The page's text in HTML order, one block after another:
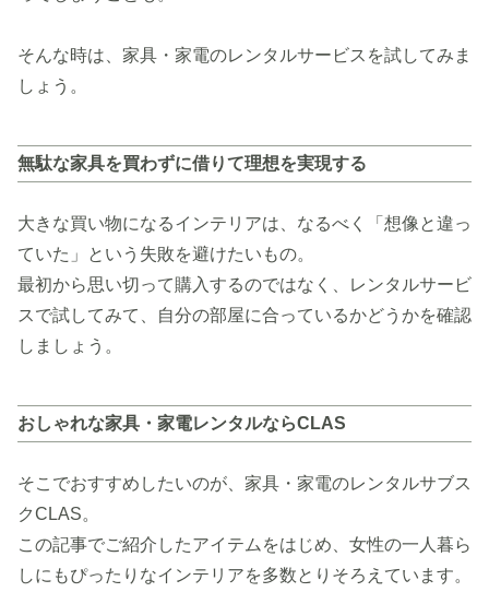
そんな時は、家具・家電のレンタルサービスを試してみま
しょう。
無駄な家具を買わずに借りて理想を実現する
大きな買い物になるインテリアは、なるべく「想像と違っ
ていた」という失敗を避けたいもの。
最初から思い切って購入するのではなく、レンタルサービ
スで試してみて、自分の部屋に合っているかどうかを確認
しましょう。
おしゃれな家具・家電レンタルならCLAS
そこでおすすめしたいのが、家具・家電のレンタルサブス
クCLAS。
この記事でご紹介したアイテムをはじめ、女性の一人暮ら
しにもぴったりなインテリアを多数とりそろえています。